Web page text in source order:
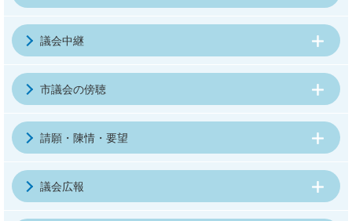
議会中継
市議会の傍聴
請願・陳情・要望
議会広報